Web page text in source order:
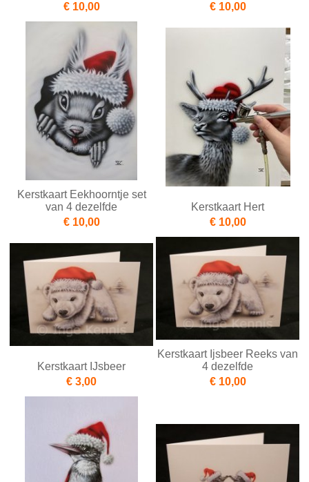
€ 10,00
€ 10,00
Kerstkaart Eekhoorntje set
van 4 dezelfde
€ 10,00
Kerstkaart Hert
€ 10,00
Kerstkaart IJsbeer
€ 3,00
Kerstkaart Ijsbeer Reeks van
4 dezelfde
€ 10,00